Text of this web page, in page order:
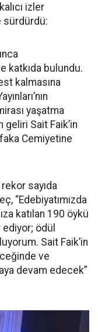
izler
sürdürdü:
katkıda bulundu.
kalmasına
yaşatma
geliri Sait Faik’in
Cemiyetine
rekor sayıda
“Edebiyatımızda
katılan 190 öykü
ediyor; ödül
Sait Faik’in
ve
devam edecek”